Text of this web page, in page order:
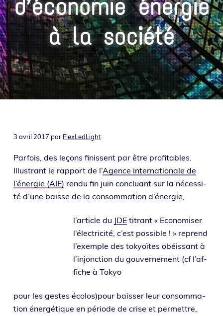
o
n
p
r
i
n
c
i
i
n
c
i
p
a
l
e
d’économie énergie
à la société
3 avril 2017 par FlexLedLight
Parfois, des leçons finissent par être pro­fi­tables.
Illustrant le rap­port de l’Agence inter­na­tio­nale de
l’éner­gie (AIE) ren­du fin juin concluant sur la néces­si­
té d’une baisse de la consom­ma­tion d’énergie,
l’ar­ticle du JDEtitrant « Economiser
l’élec­tri­ci­té, c’est pos­sible ! » reprend
l’exemple des tokyoïtes obéis­sant à
l’in­jonc­tion du gou­ver­ne­ment (cf l’af­
fiche à Tokyo
pour les gestes écolos)pour bais­ser leur consom­ma­
tion éner­gé­tique en période de crise et per­mettre,